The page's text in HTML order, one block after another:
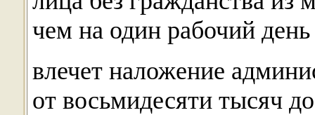
чем на один рабочий
влечет наложение
от восьмидесяти тысяч